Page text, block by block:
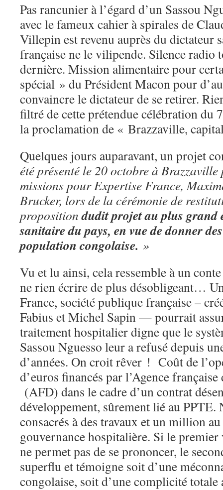
Pas rancunier à l’égard d’un Sassou
avec le fameux cahier à spirales de
Villepin est revenu auprès du dictateur
française ne le vilipende. Silence radio
dernière. Mission alimentaire pour
spécial » du Président Macon pour
convaincre le dictateur de se retirer.
filtré de cette prétendue célébration du
la proclamation de « Brazzaville,
Quelques jours auparavant, un projet
été présenté le 20 octobre à
missions pour Expertise France,
Brucker, lors de la cérémonie de
propositiondudit projet au plus grand
sanitaire du pays, en vue de donner
population congolaise. »
Vu et lu ainsi, cela ressemble à un
ne rien écrire de plus désobligeant…
France, société publique française –
Fabius et Michel Sapin — pourrait
traitement hospitalier digne que le
Sassou Nguesso leur a refusé depuis
d’années. On croit rêver ! Coût de
d’euros financés par l’Agence
(AFD) dans le cadre d’un contrat
développement, sûrement lié au
consacrés à des travaux et un million
gouvernance hospitalière. Si le premier
ne permet pas de se prononcer, le
superflu et témoigne soit d’une
congolaise, soit d’une complicité totale